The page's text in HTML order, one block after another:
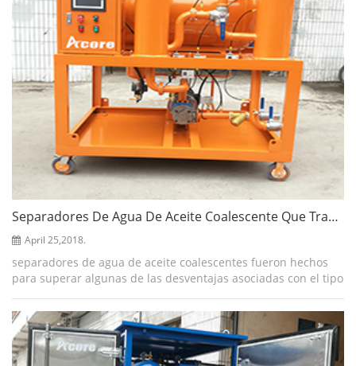
Separadores De Agua De Aceite Coalescente Que Trabajan Purificadores De Aceite De Núcleo
April 25,2018.
separadores de agua de aceite coalescentes fueron hechos
para superar algunas de las desventajas asociadas con el tipo
hidrocarburos a través ...